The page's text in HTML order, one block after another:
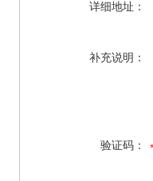
详细地址：
补充说明：
验证码：